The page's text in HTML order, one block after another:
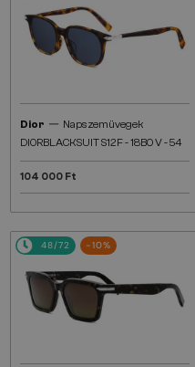
Dior — Napszemüvegek
DIORBLACKSUIT S12F - 18B0 V - 54
104 000 Ft
48/72 -10%